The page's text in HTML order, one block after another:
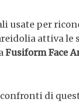
usate per
attiva le
Fusiform Face
di